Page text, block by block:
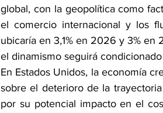
global, con la geopolítica como
el comercio internacional y los
ubicaría en 3,1% en 2026 y 3% en
el dinamismo seguirá
En Estados Unidos, la economía
sobre el deterioro de la
por su potencial impacto en el